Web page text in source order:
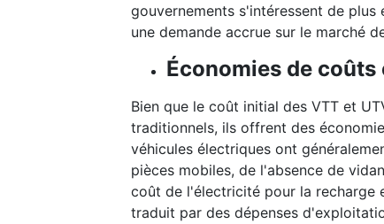
gouvernements s'intéressent de
une demande accrue sur le marché
Économies de
Bien que le coût initial des VTT et
traditionnels, ils offrent des
véhicules électriques ont
pièces mobiles, de l'absence de
coût de l'électricité pour la recharge
traduit par des dépenses